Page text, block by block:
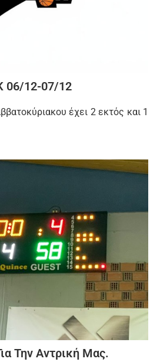
06/12-07/12
έχει 2 εκτός και 1
Την Αντρική Μας.